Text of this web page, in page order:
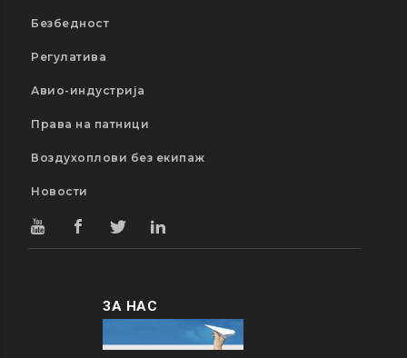
Безбедност
Регулатива
Авио-индустрија
Права на патници
Воздухоплови без екипаж
Новости
ЗА НАС